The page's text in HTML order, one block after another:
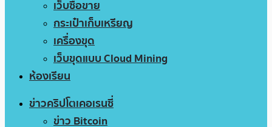
เว็บซื้อขาย
กระเป๋าเก็บเหรียญ
เครื่องขุด
เว็บขุดแบบ Cloud Mining
ห้องเรียน
ข่าวคริปโตเคอเรนซี่
ข่าว Bitcoin